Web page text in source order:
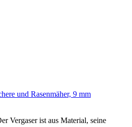
und Rasenmäher, 9 mm
Vergaser ist aus Material, seine